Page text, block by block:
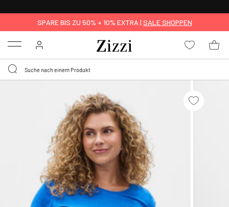
SPARE BIS ZU 50% + 10% EXTRA | SALE SHOPPEN
Menu